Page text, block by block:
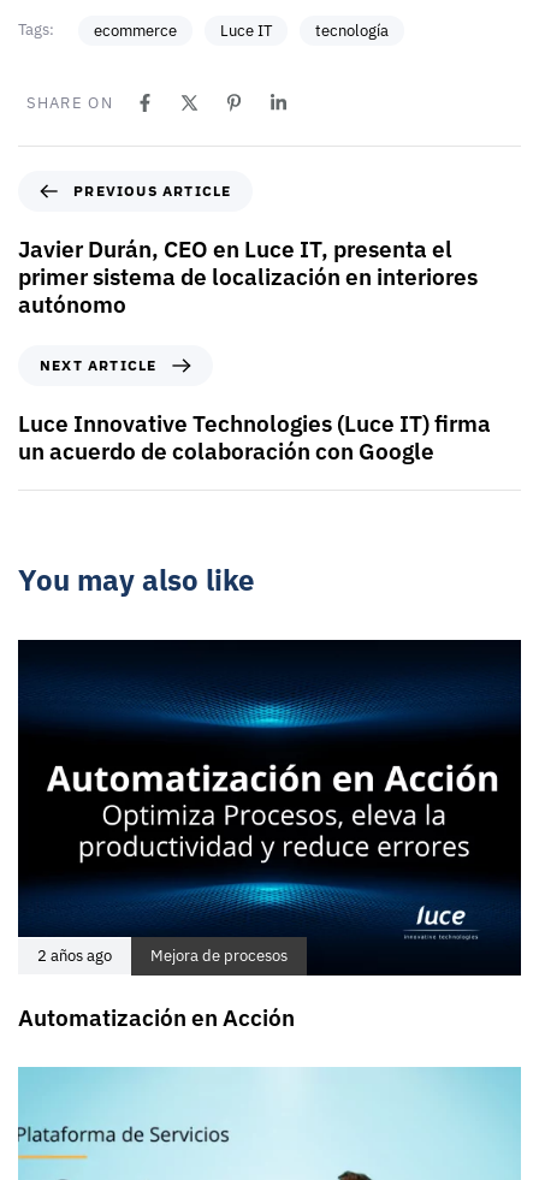
Tags: ecommerce Luce IT tecnología
SHARE ON
PREVIOUS ARTICLE
Javier Durán, CEO en Luce IT, presenta el
primer sistema de localización en interiores
autónomo
NEXT ARTICLE
Luce Innovative Technologies (Luce IT) firma
un acuerdo de colaboración con Google
You may also like
2 años ago Mejora de procesos
Automatización en Acción